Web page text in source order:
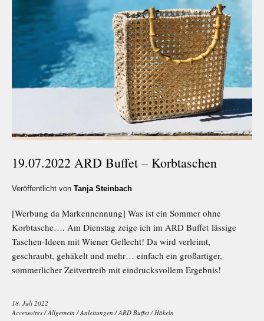
19.07.2022 ARD Buffet – Korbtaschen
Veröffentlicht von Tanja Steinbach
[Werbung da Markennennung] Was ist ein Sommer ohne
Korbtasche…. Am Dienstag zeige ich im ARD Buffet lässige
Taschen-Ideen mit Wiener Geflecht! Da wird verleimt,
geschraubt, gehäkelt und mehr… einfach ein großartiger,
sommerlicher Zeitvertreib mit eindrucksvollem Ergebnis!
18. Juli 2022
Accessoires/Allgemein /Anleitungen /ARD Buffet/Häkeln